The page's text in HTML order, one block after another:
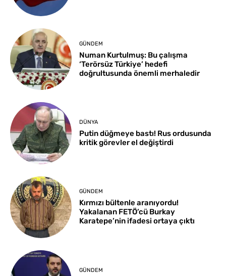
GÜNDEM
Numan Kurtulmuş: Bu çalışma
‘Terörsüz Türkiye’ hedefi
doğrultusunda önemli merhaledir
DÜNYA
Putin düğmeye bastı! Rus ordusunda
kritik görevler el değiştirdi
GÜNDEM
Kırmızı bültenle aranıyordu!
Yakalanan FETÖ’cü Burkay
Karatepe’nin ifadesi ortaya çıktı
GÜNDEM